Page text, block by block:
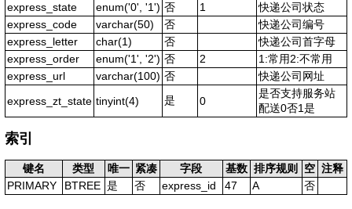
express_state
enum('0', '1') 否 1
快递公司状态
express_code
varchar(50) 否
快递公司编号
express_letter
char(1) 否
快递公司首字母
express_order
enum('1', '2') 否 2
1:常用2:不常用
express_url
varchar(100) 否
快递公司网址
express_zt_state tinyint(4) 是 0
是否支持服务站
配送0否1是
索引
键名 类型 唯一 紧凑 字段 基数 排序规则 空 注释
PRIMARY
BTREE 是 否 express_id 47 A 否